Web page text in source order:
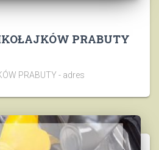
PRABUTY
PRABUTY - adres